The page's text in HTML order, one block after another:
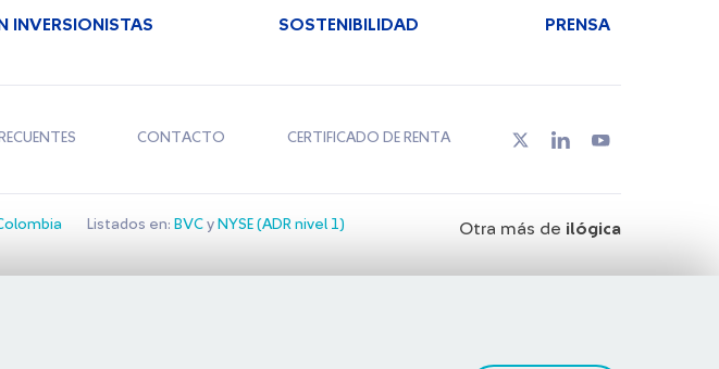
INVERSIONISTAS SOSTENIBILIDAD PRENSA
CONTACTO CERTIFICADO DE RENTA
Listados en: BVCy NYSE (ADR nivel 1) Otra más de ilógica